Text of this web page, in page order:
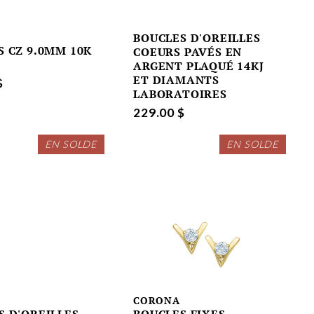
CZ 9.0MM 10K
BOUCLES D'OREILLES
COEURS PAVÉS EN
ARGENT PLAQUÉ 14KJ
ET DIAMANTS
LABORATOIRES
229.00 $
EN SOLDE EN SOLDE
CORONA